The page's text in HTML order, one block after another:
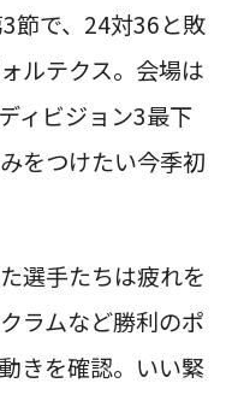
節で、24対36と敗
ルテクス。会場は
ィビジョン3最下
をつけたい今季初
選手たちは疲れを
ラムなど勝利のポ
きを確認。いい緊